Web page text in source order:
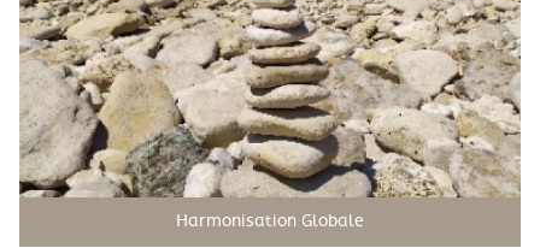
Harmonisation Globale